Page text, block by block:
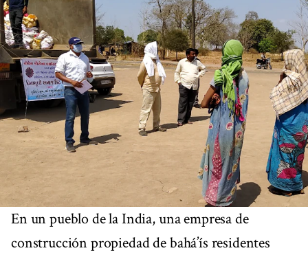
En un pueblo de la India, una empresa de
construcción propiedad de bahá’ís residentes